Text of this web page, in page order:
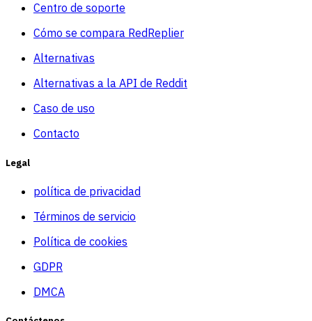
Centro de soporte
Cómo se compara RedReplier
Alternativas
Alternativas a la API de Reddit
Caso de uso
Contacto
Legal
política de privacidad
Términos de servicio
Política de cookies
GDPR
DMCA